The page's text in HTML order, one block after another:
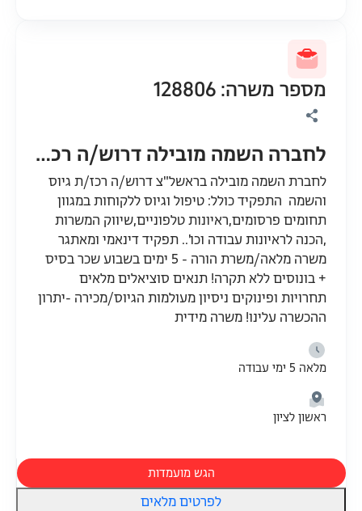
מספר משרה: 128806
לחברה השמה מובילה דרוש/ה רכז/ת גיוס והשמה
לחברת השמה מובילה בראשל"צ דרוש/ה רכז/ת גיוס
והשמה התפקיד כולל: טיפול וגיוס ללקוחות במגוון
תחומים פרסומים,ראיונות טלפוניים,שיווק המשרות
,הכנה לראיונות עבודה וכו'.. תפקיד דינאמי ומאתגר
משרה מלאה/משרת הורה - 5 ימים בשבוע שכר בסיס
+ בונוסים ללא תקרה! תנאים סוציאלים מלאים
תחרויות ופינוקים ניסיון מעולמות הגיוס/מכירה -יתרון
ההכשרה עלינו! משרה מידית
מלאה 5 ימי עבודה
ראשון לציון
הגש מועמדות
לפרטים מלאים